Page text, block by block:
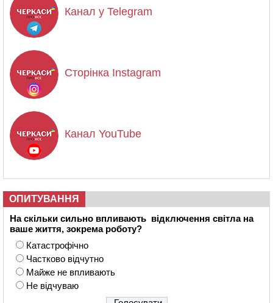
Канал у Telegram
Сторінка Instagram
Канал YouTube
ОПИТУВАННЯ
На скільки сильно впливають відключення світла на
ваше життя, зокрема роботу?
Катастрофічно
Частково відчутно
Майже не впливають
Не відчуваю